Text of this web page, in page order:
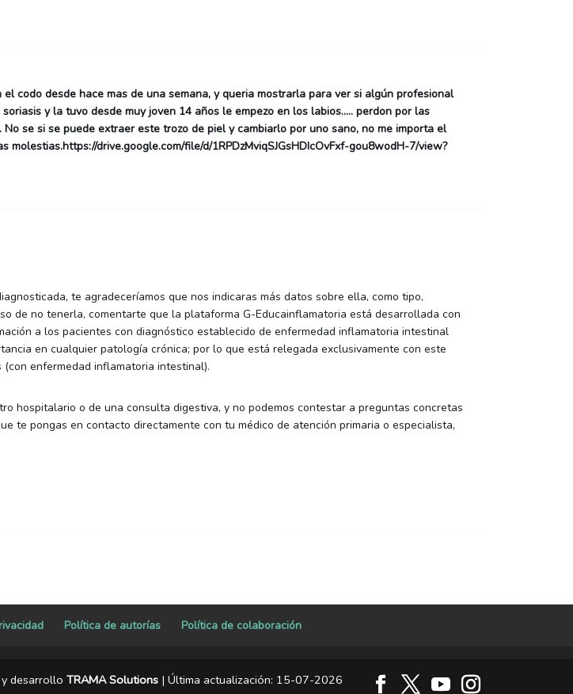
codo desde hace mas de una semana, y queria mostrarla para ver si algún profesional
y la tuvo desde muy joven 14 años le empezo en los labios..... perdon por las
se si se puede extraer este trozo de piel y cambiarlo por uno sano, no me importa el
drive.google.com/file/d/1RPDzMviqSJGsHDIcOvFxf-gou8wodH-7/view?
te agradeceríamos que nos indicaras más datos sobre ella, como tipo,
de no tenerla, comentarte que la plataforma G-Educainflamatoria está desarrollada con
a los pacientes con diagnóstico establecido de enfermedad inflamatoria intestinal
en cualquier patología crónica; por lo que está relegada exclusivamente con este
enfermedad inflamatoria intestinal).
hospitalario o de una consulta digestiva, y no podemos contestar a preguntas concretas
te pongas en contacto directamente con tu médico de atención primaria o especialista,
Política de autorías Política de colaboración
desarrollo TRAMA Solutions | Última actualización: 15-07-2026